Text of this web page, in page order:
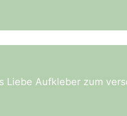
Liebe Aufkleber zum